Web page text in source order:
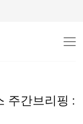
주간브리핑 :